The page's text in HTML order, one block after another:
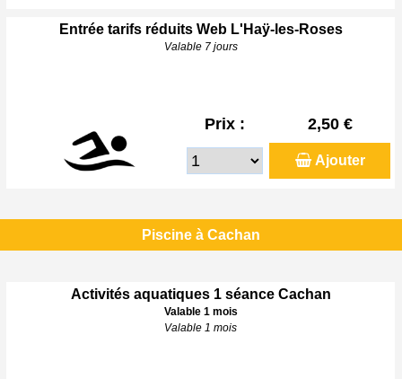
Entrée tarifs réduits Web L'Haÿ-les-Roses
Valable 7 jours
Prix : 2,50 €
Ajouter
Piscine à Cachan
Activités aquatiques 1 séance Cachan
Valable 1 mois
Valable 1 mois